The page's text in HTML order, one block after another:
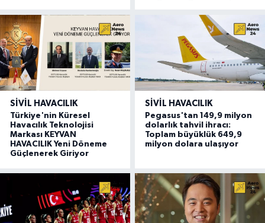
SIVIL HAVACILIK
Türkiye'nin Küresel
Havacılık Teknolojisi
Markası KEYVAN
HAVACILIK Yeni Döneme
Güçlenerek Giriyor
SIVIL HAVACILIK
Pegasus'tan 149,9 milyon
dolarlık tahvil ihracı:
Toplam büyüklük 649,9
milyon dolara ulaşıyor